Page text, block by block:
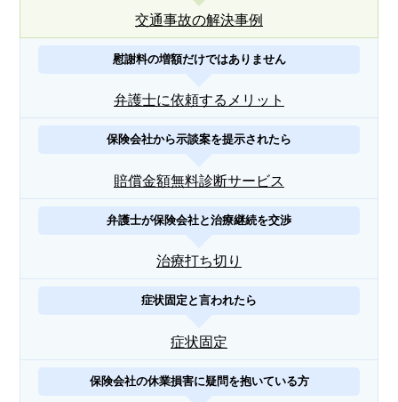
交通事故の解決事例
慰謝料の増額だけではありません
弁護士に依頼するメリット
保険会社から示談案を提示されたら
賠償金額無料診断サービス
弁護士が保険会社と治療継続を交渉
治療打ち切り
症状固定と言われたら
症状固定
保険会社の休業損害に疑問を抱いている方